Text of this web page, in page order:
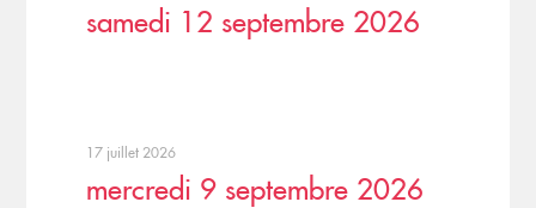
samedi 12 septembre 2026
17 juillet 2026
mercredi 9 septembre 2026